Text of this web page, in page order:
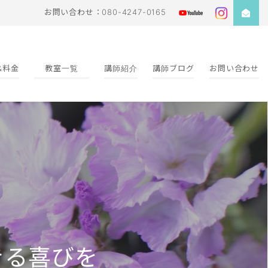
お問い合わせ：080-4247-0165
料金 教室一覧 講師紹介 講師ブログ お問い合わせ
喜びを